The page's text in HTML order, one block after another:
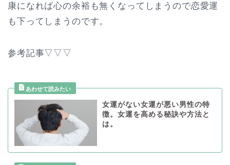
康になれば心の余裕も無くなってしまうので恋愛運
も下ってしまうのです。
参考記事▽▽▽
女運がない女運が悪い男性の特
徴。女運を高める秘訣や方法と
は。